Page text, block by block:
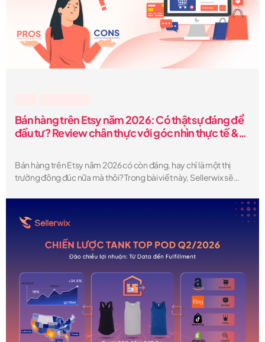
Bán hàng trên Etsy năm 2026: Có thật sự đáng để
đầu tư? Review chân thực với góc nhìn thực tế &
Bán hàng trên Etsy năm 2026 có còn đáng, hay chỉ là một thị
trường đông đúc nữa mà thôi? Trong bài viết này, Sellerwix sẽ
điểm thực sự, chi phí thực tế khi bán hàng trên Etsy, mức thu nhập
có thể đạt được, cũng như những “góc khuất” mà phần lớn người
bán không chia sẻ — để từ đó quyết định liệu Etsy có phải là nền
tảng phù hợp cho việc kinh doanh của bạn hay không.